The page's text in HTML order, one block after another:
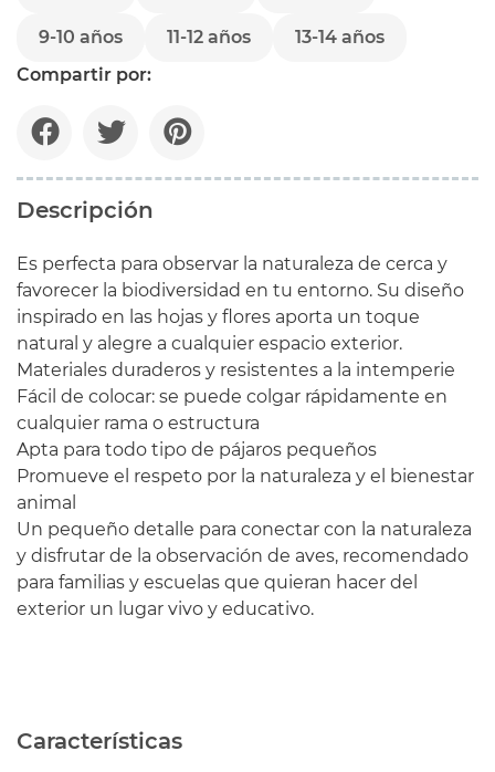
9-10 años 11-12 años
13-14 años
Compartir por:
Descripción
Es perfecta para observar la naturaleza de cerca y
favorecer la biodiversidad en tu entorno. Su diseño
inspirado en las hojas y flores aporta un toque
natural y alegre a cualquier espacio exterior.
Materiales duraderos y resistentes a la intemperie
Fácil de colocar: se puede colgar rápidamente en
cualquier rama o estructura
Apta para todo tipo de pájaros pequeños
Promueve el respeto por la naturaleza y el bienestar
animal
Un pequeño detalle para conectar con la naturaleza
y disfrutar de la observación de aves, recomendado
para familias y escuelas que quieran hacer del
exterior un lugar vivo y educativo.
Características